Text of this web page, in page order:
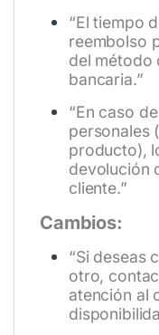
“El tiempo
reembolso
del método
bancaria.”
“En caso
personales
producto),
devolución
cliente.”
Cambios:
“Si deseas
otro,
atención al